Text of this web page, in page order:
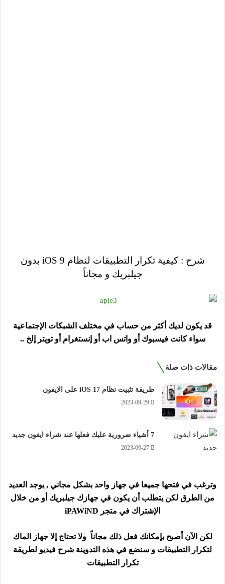
شرح : كيفية تكرار التطبيقات لنظام iOS 9 بدون
جيلبريك و مجاناً
قد يكون لديك أكثر من حساب في مختلف الشبكات الإجتماعية
سواء كانت فيسبوك أو واتس اب أو إنستغرام أو تويتر إلخ ..
مقالات ذات صلة
طريقة تثبيت نظام iOS 17 على الايفون
2023-09-29
7 أشياء ضرورية عليك فعلها عند شراء ايفون جديد
2023-09-27
وترغب في فتحها جميعا في جهاز واحد بشكل مجاني , يوجد العديد
من الطرق لكن يتطلب أن يكون في جهازك جيلبريك أو من خلال
الإشتراك في متجر iPAWiND
لكن الآن أصبح بإمكانك فعل ذلك مجاناً ولا تحتاج إلا جهاز الماك
لتكرار التطبيقات و سنضع في هذه التدوينة شرح فيديو لطريقة
تكرار التطبيقات